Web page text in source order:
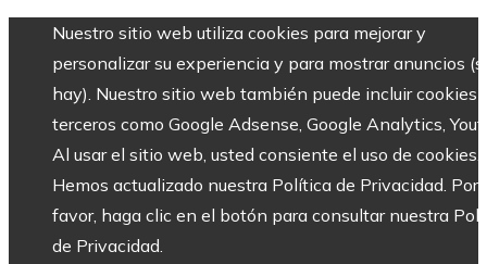
Nuestro sitio web utiliza cookies para mejorar y
personalizar su experiencia y para mostrar anuncios
hay). Nuestro sitio web también puede incluir cookies
terceros como Google Adsense, Google Analytics,
Al usar el sitio web, usted consiente el uso de cookies.
Hemos actualizado nuestra Política de Privacidad. Por
favor, haga clic en el botón para consultar nuestra
de Privacidad.